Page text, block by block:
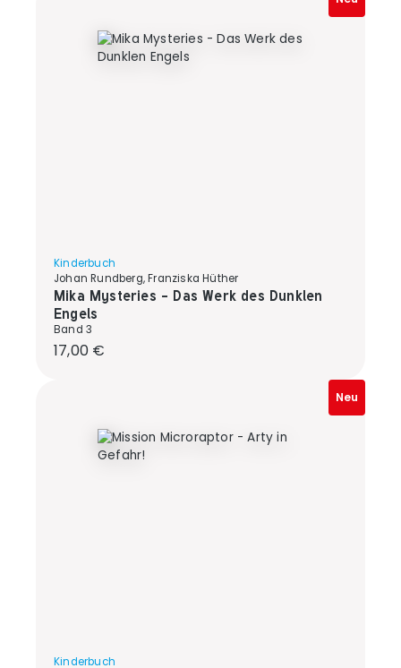
Kinderbuch
Johan Rundberg, Franziska Hüther
Mika Mysteries - Das Werk des Dunklen
Engels
Band 3
Regulärer Preis:
17,00 €
Neu
Kinderbuch